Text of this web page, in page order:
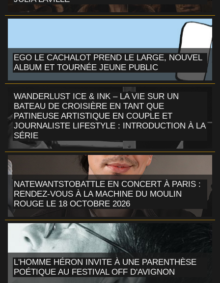
EGO LE CACHALOT PREND LE LARGE, NOUVEL
ALBUM ET TOURNÉE JEUNE PUBLIC
WANDERLUST ICE & INK – LA VIE SUR UN
BATEAU DE CROISIÈRE EN TANT QUE
PATINEUSE ARTISTIQUE EN COUPLE ET
JOURNALISTE LIFESTYLE : INTRODUCTION À LA
SÉRIE
NATEWANTSTOBATTLE EN CONCERT À PARIS :
RENDEZ-VOUS À LA MACHINE DU MOULIN
ROUGE LE 18 OCTOBRE 2026
L'HOMME HÉRON INVITE À UNE PARENTHÈSE
POÉTIQUE AU FESTIVAL OFF D'AVIGNON